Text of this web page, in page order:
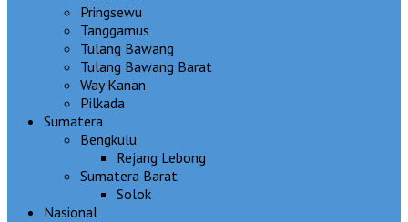
Pringsewu
Tanggamus
Tulang Bawang
Tulang Bawang Barat
Way Kanan
Pilkada
Sumatera
Bengkulu
Rejang Lebong
Sumatera Barat
Solok
Nasional